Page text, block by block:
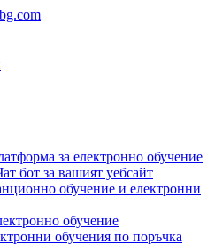
за електронно обучение
бот за вашият уебсайт
обучение и електронни
обучение
обучения по поръчка